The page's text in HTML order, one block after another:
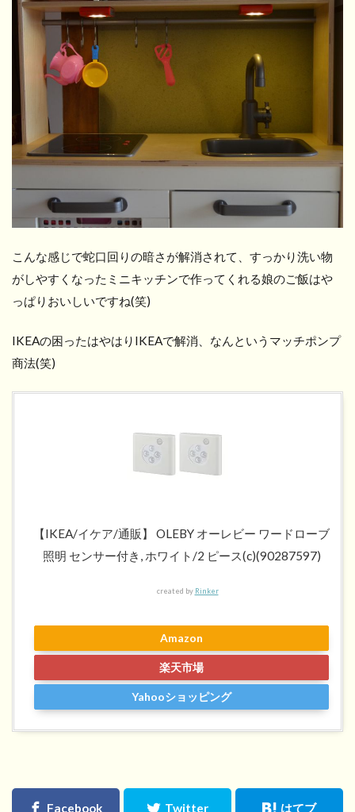
こんな感じで蛇口回りの暗さが解消されて、すっかり洗い物
がしやすくなったミニキッチンで作ってくれる娘のご飯はや
っぱりおいしいですね(笑)
IKEAの困ったはやはりIKEAで解消、なんというマッチポンプ
商法(笑)
【IKEA/イケア/通販】 OLEBY オーレビー ワードローブ
照明 センサー付き, ホワイト/2 ピース(c)(90287597)
created by Rinker
Amazon
楽天市場
Yahooショッピング